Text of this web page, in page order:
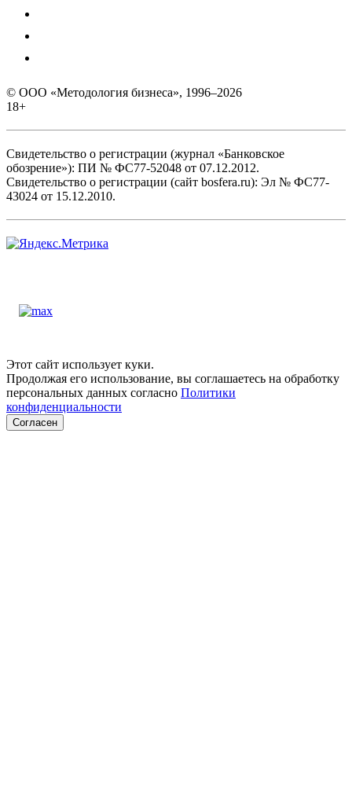
© ООО «Методология бизнеса», 1996–2026
18+
Свидетельство о регистрации (журнал «Банковское
обозрение»): ПИ № ФС77-52048 от 07.12.2012.
Свидетельство о регистрации (сайт bosfera.ru): Эл № ФС77-
43024 от 15.12.2010.
Этот сайт использует куки.
Продолжая его использование, вы соглашаетесь на обработку
персональных данных согласно Политики
конфиденциальности
Согласен